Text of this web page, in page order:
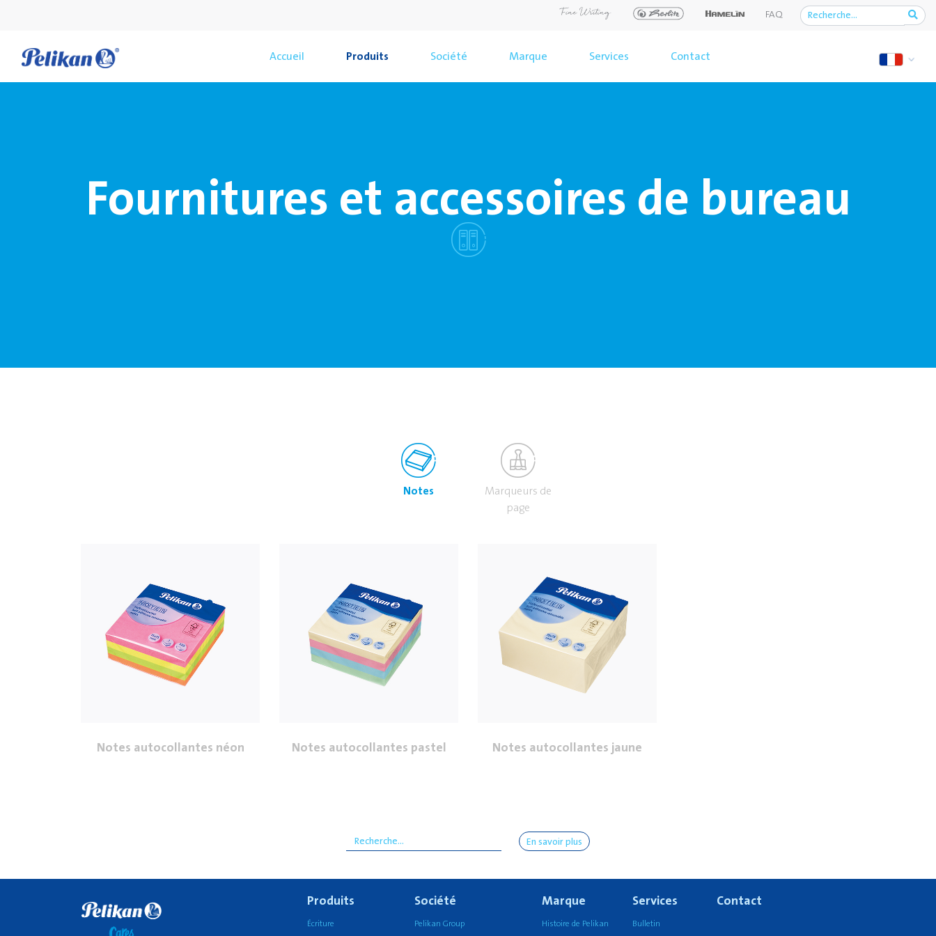
FAQ
Accueil Produits Société Marque Services Contact
Fournitures et accessoires de bureau
Notes
Marqueurs de
page
Notes autocollantes néon Notes autocollantes pastel Notes autocollantes jaune
En savoir plus
Produits
Écriture
Société
Pelikan Group
Marque
Histoire de Pelikan
Services
Bulletin
Contact